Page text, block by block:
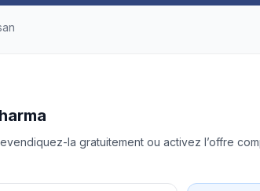
la gratuitement ou activez l’offre